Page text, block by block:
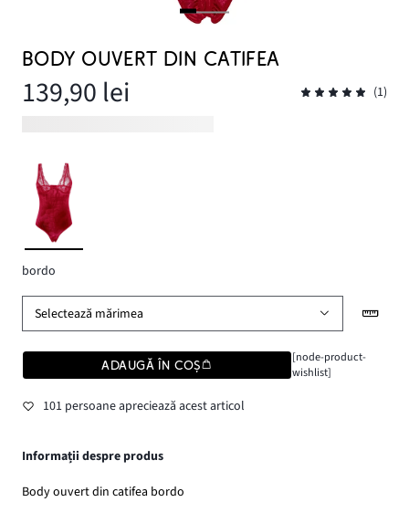
BODY OUVERT DIN CATIFEA
139,90 lei (1)
bordo
Selectează mărimea
ADAUGĂ ÎN COȘ
[node-product-
wishlist]
101 persoane apreciează acest articol
Informații despre produs
Body ouvert din catifea bordo